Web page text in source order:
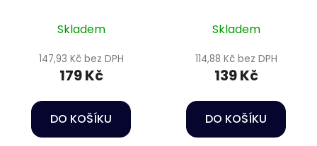
Skladem
147,93 Kč bez DPH
179 Kč
DO KOŠÍKU
Skladem
114,88 Kč bez DPH
139 Kč
DO KOŠÍKU